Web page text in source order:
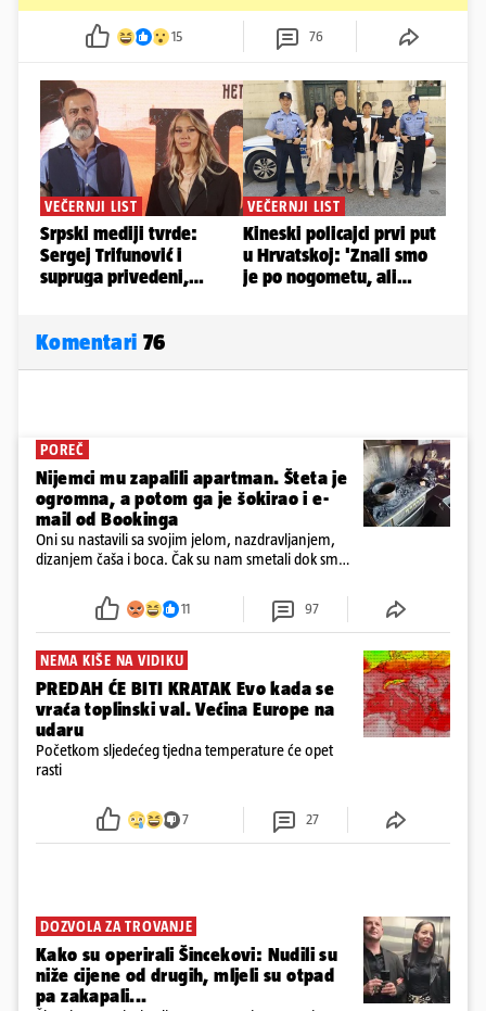
15 76
Komentari 76
POREČ
Nijemci mu zapalili apartman. Šteta je
ogromna, a potom ga je šokirao i e-
mail od Bookinga
Oni su nastavili sa svojim jelom, nazdravljanjem,
dizanjem čaša i boca. Čak su nam smetali dok smo
požar, rekao je vlasnik
11 97
NEMA KIŠE NA VIDIKU
PREDAH ĆE BITI KRATAK Evo kada se
vraća toplinski val. Većina Europe na
udaru
Početkom sljedećeg tjedna temperature će opet
rasti
7 27
DOZVOLA ZA TROVANJE
Kako su operirali Šincekovi: Nudili su
niže cijene od drugih, mljeli su otpad
pa zakapali...